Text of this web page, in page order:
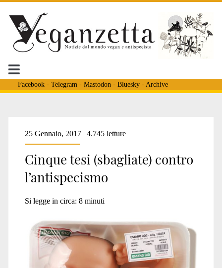
Facebook- Telegram - Mastodon - Bluesky- Archive
Tag:
<span>CINQUE
TESI
CONTRO
25 Gennaio, 2017 | 4.745 letture
Cinque tesi (sbagliate) contro
l’antispecismo
Si legge in circa: 8 minuti